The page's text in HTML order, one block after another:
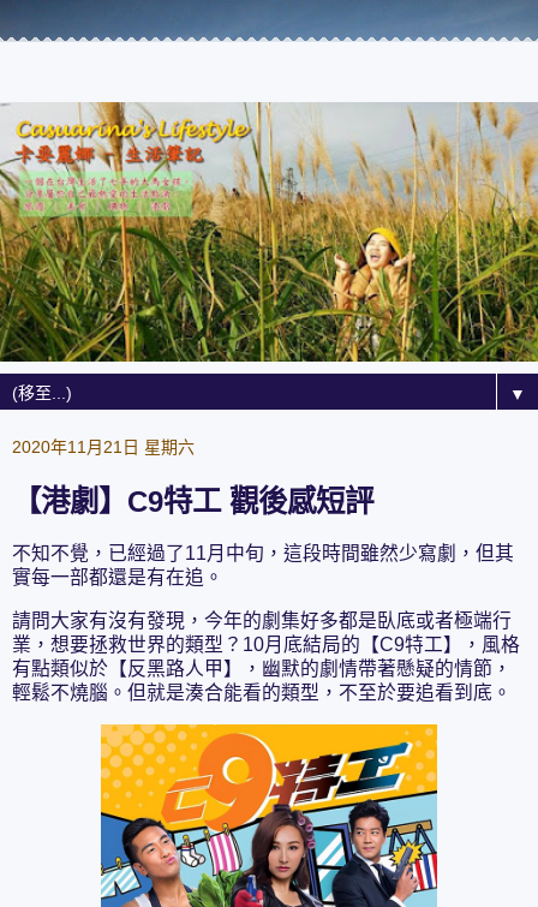
▼
2020年11月21日 星期六
【港劇】C9特工 觀後感短評
不知不覺，已經過了11月中旬，這段時間雖然少寫劇，但其
實每一部都還是有在追。
請問大家有沒有發現，今年的劇集好多都是臥底或者極端行
業，想要拯救世界的類型？10月底結局的【C9特工】，風格
有點類似於【反黑路人甲】，幽默的劇情帶著懸疑的情節，
輕鬆不燒腦。但就是湊合能看的類型，不至於要追看到底。